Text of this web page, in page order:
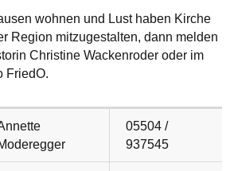
wohnen und Lust haben Kirche
Region mitzugestalten, dann melden
Christine Wackenroder oder im
FriedO.
05504 /
937545